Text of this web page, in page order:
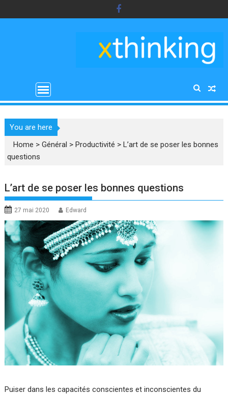
to
You are here
Home >Général >Productivité >L’art de se poser les bonnes
questions
L’art de se poser les bonnes questions
27 mai 2020 Edward
Puiser dans les capacités conscientes et inconscientes du